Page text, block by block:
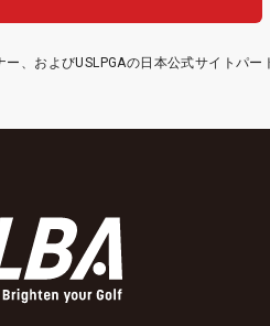
、およびUSLPGAの日本公式サイトパー